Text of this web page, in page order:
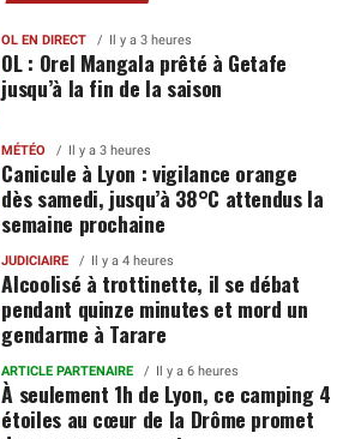
OL EN DIRECT Il y a 3 heures
OL : Orel Mangala prêté à Getafe
jusqu’à la fin de la saison
MÉTÉO Il y a 3 heures
Canicule à Lyon : vigilance orange
dès samedi, jusqu’à 38°C attendus la
semaine prochaine
JUDICIAIRE Il y a 4 heures
Alcoolisé à trottinette, il se débat
pendant quinze minutes et mord un
gendarme à Tarare
ARTICLE PARTENAIRE Il y a 6 heures
À seulement 1h de Lyon, ce camping 4
étoiles au cœur de la Drôme promet